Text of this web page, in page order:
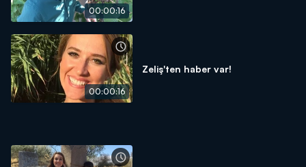
00:00:16
00:00:16
Zeliş'ten haber var!